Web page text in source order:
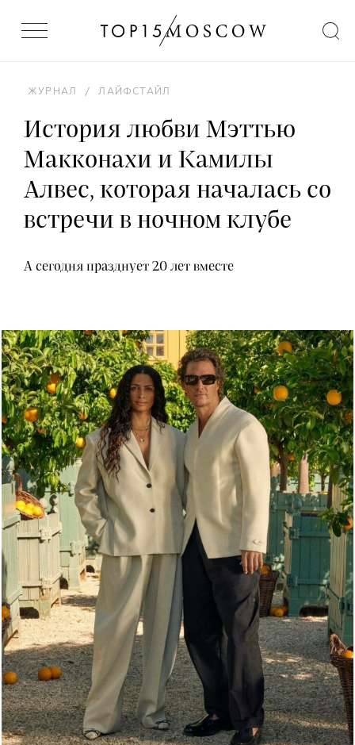
ЖУРНАЛ / ЛАЙФСТАЙЛ
История любви Мэттью
Макконахи и Камилы
Алвес, которая началась со
встречи в ночном клубе
А сегодня празднует 20 лет вместе